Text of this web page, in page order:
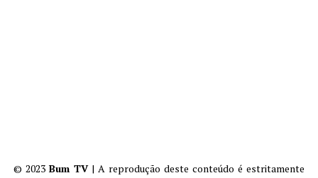
© 2023 Bum TV| A reprodução deste conteúdo é estritamente